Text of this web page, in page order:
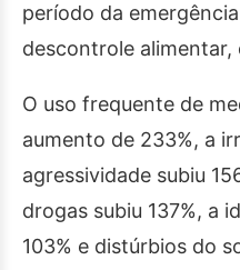
período da
descontrole alimentar,
O uso frequente de
aumento de 233%, a
agressividade subiu
drogas subiu 137%, a
103% e distúrbios do